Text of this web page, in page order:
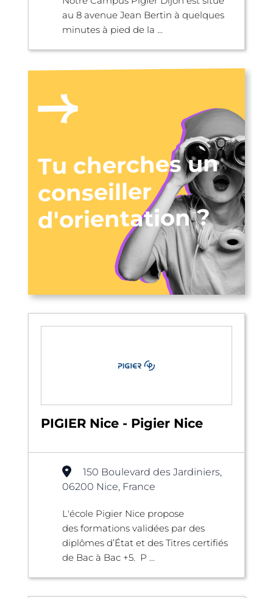
au 8 avenue Jean Bertin à quelques
minutes à pied de la ...
Tu cherches un
conseiller
d'orientation ?
PIGIER Nice - Pigier Nice
150 Boulevard des Jardiniers,
06200 Nice, France
L'école Pigier Nice propose
des formations validées par des
diplômes d’État et des Titres certifiés
de Bac à Bac +5. P ...